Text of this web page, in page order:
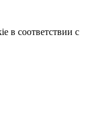
в соответствии с